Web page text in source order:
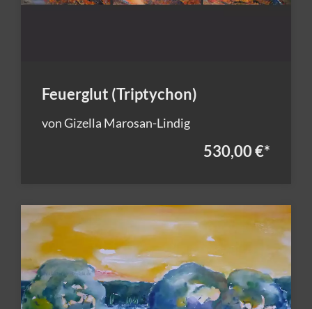
Feuerglut (Triptychon)
von Gizella Marosan-Lindig
530,00 €*